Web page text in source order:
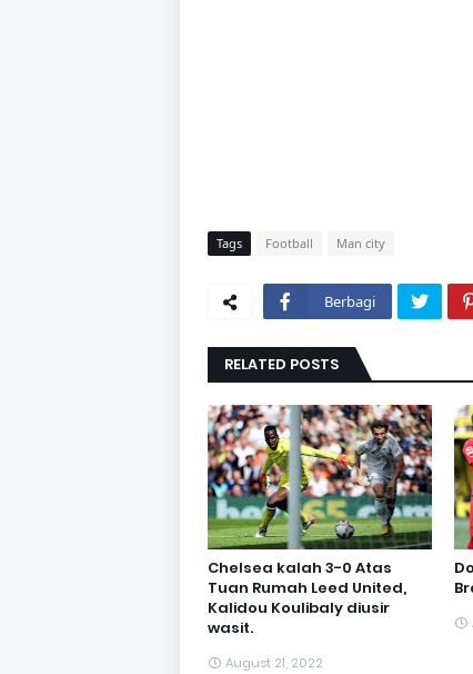
Tags Football Man city
Berbagi
RELATED POSTS
Chelsea kalah 3-0 Atas
Tuan Rumah Leed United,
Kalidou Koulibaly diusir
wasit.
August 21, 2022